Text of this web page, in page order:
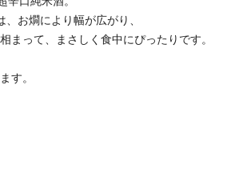
お燗により幅が広がり、
まって、まさしく食中にぴったりです。
す。